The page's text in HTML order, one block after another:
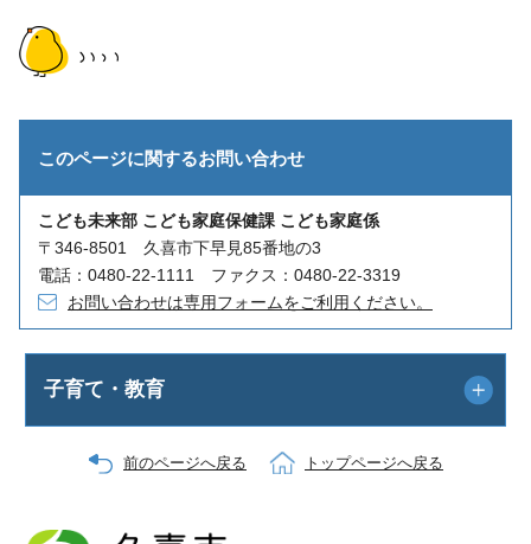
このページに関するお問い合わせ
こども未来部 こども家庭保健課 こども家庭係
〒346-8501 久喜市下早見85番地の3
電話：0480-22-1111 ファクス：0480-22-3319
お問い合わせは専用フォームをご利用ください。
子育て・教育
前のページへ戻る トップページへ戻る